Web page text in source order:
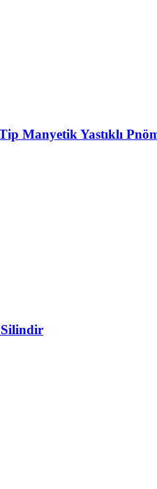
Manyetik Yastıklı
Silindir